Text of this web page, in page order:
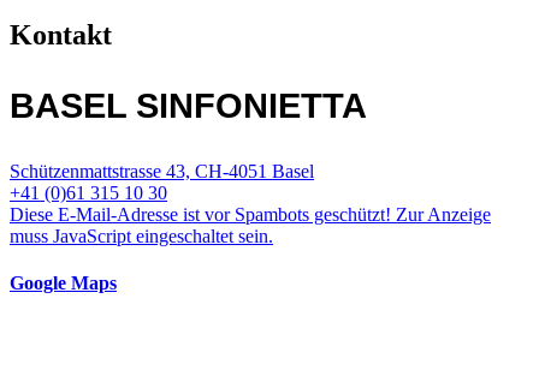
Kontakt
BASEL SINFONIETTA
Schützenmattstrasse 43, CH-4051 Basel
+41 (0)61 315 10 30
Diese E-Mail-Adresse ist vor Spambots geschützt! Zur Anzeige
muss JavaScript eingeschaltet sein.
Google Maps